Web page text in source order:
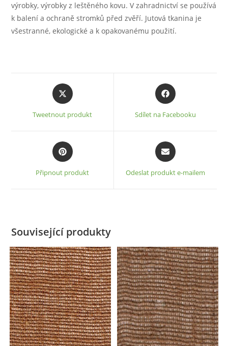
výrobky, výrobky z leštěného kovu. V zahradnictví se používá
k balení a ochraně stromků před zvěří. Jutová tkanina je
všestranné, ekologické a k opakovanému použití.
Opens
in
new
Tweetnout produkt
Opens
in
new
Sdílet na Facebooku
Opens
in
new
Připnout produkt
Opens
in
new
Odeslat produkt e-mailem
Související produkty